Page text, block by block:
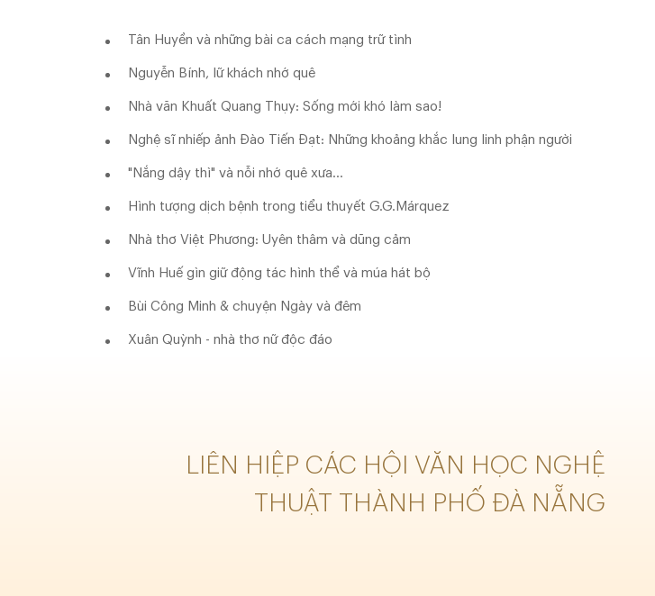
Tân Huyền và những bài ca cách mạng trữ tình
Nguyễn Bính, lữ khách nhớ quê
Nhà văn Khuất Quang Thụy: Sống mới khó làm sao!
Nghệ sĩ nhiếp ảnh Đào Tiến Đạt: Những khoảng khắc lung linh phận người
"Nắng dậy thì" và nỗi nhớ quê xưa…
Hình tượng dịch bệnh trong tiểu thuyết G.G.Márquez
Nhà thơ Việt Phương: Uyên thâm và dũng cảm
Vĩnh Huế gìn giữ động tác hình thể và múa hát bộ
Bùi Công Minh & chuyện Ngày và đêm
Xuân Quỳnh - nhà thơ nữ độc đáo
LIÊN HIỆP CÁC HỘI VĂN HỌC NGHỆ
THUẬT THÀNH PHỐ ĐÀ NẴNG